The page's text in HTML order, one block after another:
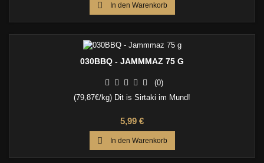
 In den Warenkorb
030BBQ - JAMMMAZ 75 G
(0)
(79,87€/kg) Dit is Sirtaki im Mund!
Preis
5,99 €
 In den Warenkorb